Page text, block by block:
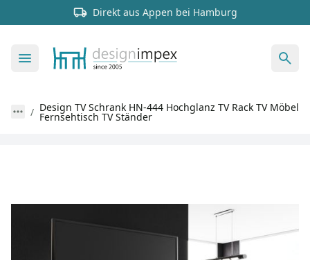
Direkt aus Appen bei Hamburg
Design TV Schrank HN-444 Hochglanz TV Rack TV Möbel
Fernsehtisch TV Ständer